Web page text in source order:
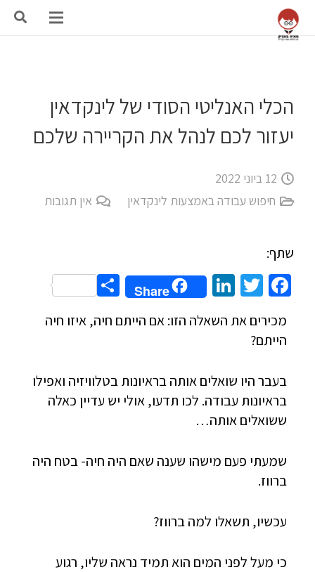
הכלי האנליטי הסודי של לינקדאין
יעזור לכם לנהל את הקריירה שלכם
12 ביוני 2022
חיפוש עבודה באמצעות לינקדאין
אין תגובות
שתף:
Facebook
Twitter
LinkedIn
Share
Share
מכירים את השאלה הזו: אם הייתם חיה, איזו חיה
הייתם?
בעבר היו שואלים אותה בראיונות בטלוויזיה ואפילו
בראיונות עבודה. לכו תדעו, אולי יש עדיין כאלה
ששואלים אותה…
שמעתי פעם מישהו שענה שאם היה חיה- בטח היה
ברווז.
עכשיו, תשאלו למה ברווז?
כי מעל לפני המים הוא תמיד נראה שליו, רגוע